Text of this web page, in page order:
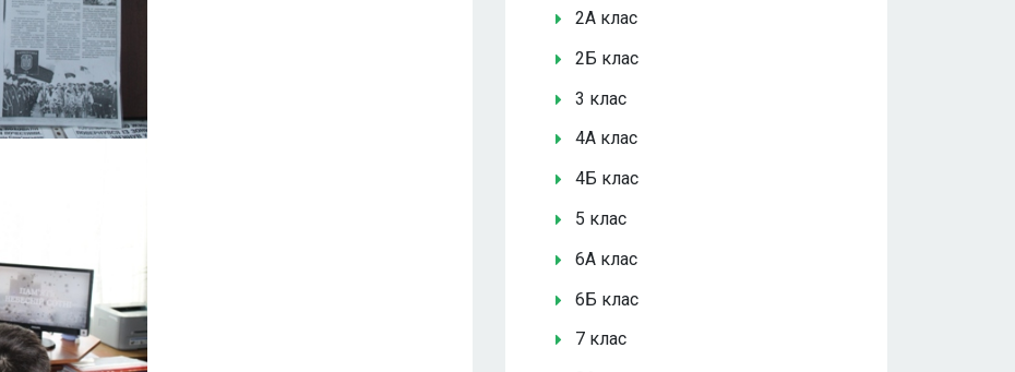
2А клас
2Б клас
3 клас
4А клас
4Б клас
5 клас
6А клас
6Б клас
7 клас